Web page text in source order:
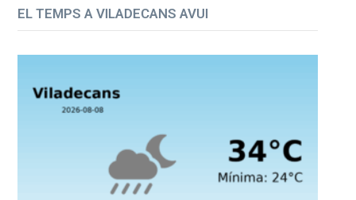
EL TEMPS A VILADECANS AVUI